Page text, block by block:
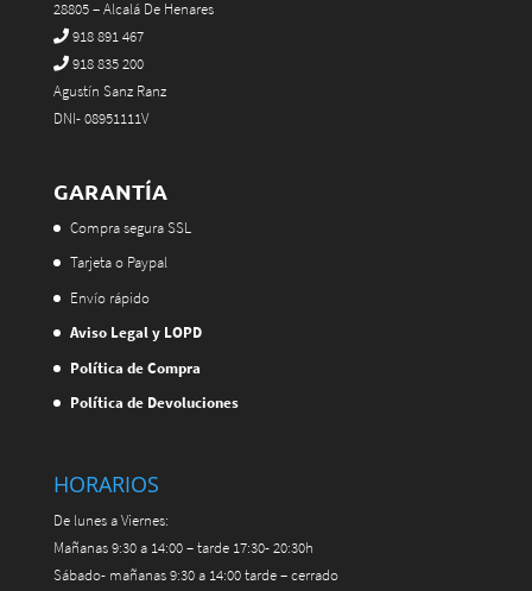
28805 – Alcalá De Henares
918 891 467
918 835 200
Agustín Sanz Ranz
DNI- 08951111V
GARANTÍA
Compra segura SSL
Tarjeta o Paypal
Envío rápido
Aviso Legal y LOPD
Política de Compra
Política de Devoluciones
HORARIOS
De lunes a Viernes:
Mañanas 9:30 a 14:00 – tarde 17:30- 20:30h
Sábado- mañanas 9:30 a 14:00 tarde – cerrado